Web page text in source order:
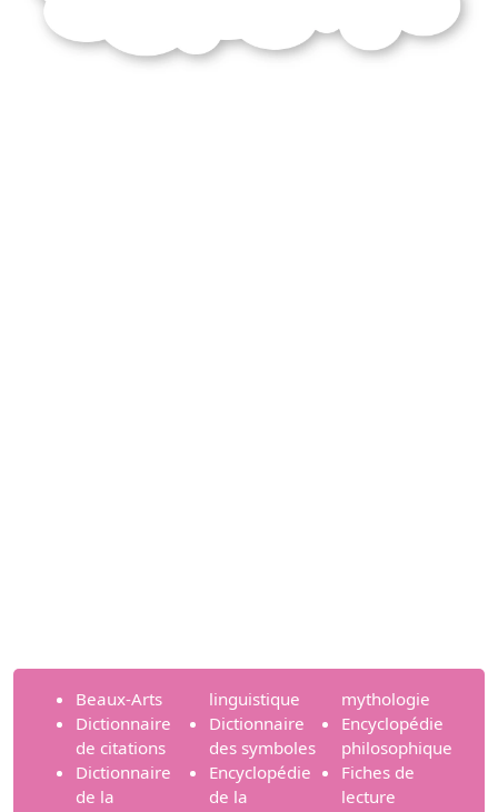
Beaux-Arts
Dictionnaire
de citations
Dictionnaire
de la
linguistique
Dictionnaire
des symboles
Encyclopédie
de la
mythologie
Encyclopédie
philosophique
Fiches de
lecture